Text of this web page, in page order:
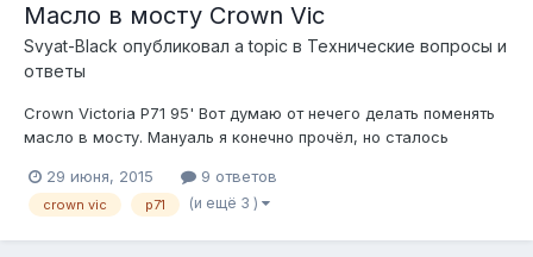
Масло в мосту Crown Vic
Svyat-Black опубликовал a topic в Технические вопросы и
ответы
Crown Victoria P71 95' Вот думаю от нечего делать поменять
масло в мосту. Мануаль я конечно прочёл, но сталось
Поделитесь опытом и нюансами если кто менял.
29 июня, 2015 9 ответов
crown vic p71 (и ещё 3 )